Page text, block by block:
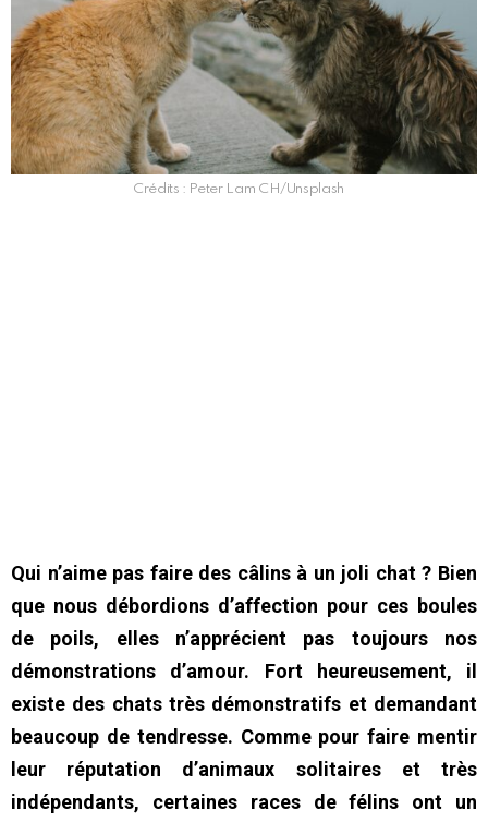
Crédits : Peter Lam CH/Unsplash
Qui n’aime pas faire des câlins à un joli chat ? Bien
que nous débordions d’affection pour ces boules
de poils, elles n’apprécient pas toujours nos
démonstrations d’amour. Fort heureusement, il
existe des chats très démonstratifs et demandant
beaucoup de tendresse. Comme pour faire mentir
leur réputation d’animaux solitaires et très
indépendants, certaines races de félins ont un